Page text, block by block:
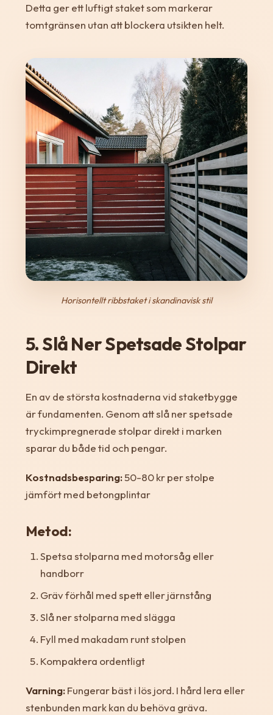
Detta ger ett luftigt staket som markerar
tomtgränsen utan att blockera utsikten helt.
Horisontellt ribbstaket i skandinavisk stil
5. Slå Ner Spetsade Stolpar
Direkt
En av de största kostnaderna vid staketbygge
är fundamenten. Genom att slå ner spetsade
tryckimpregnerade stolpar direkt i marken
sparar du både tid och pengar.
Kostnadsbesparing:50-80 kr per stolpe
jämfört med betongplintar
Metod:
Spetsa stolparna med motorsåg eller
handborr
Gräv förhål med spett eller järnstång
Slå ner stolparna med slägga
Fyll med makadam runt stolpen
Kompaktera ordentligt
Varning:Fungerar bäst i lös jord. I hård lera eller
stenbunden mark kan du behöva gräva.